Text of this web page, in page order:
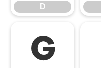
D
G